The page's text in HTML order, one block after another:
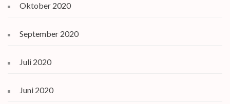
Oktober 2020
September 2020
Juli 2020
Juni 2020